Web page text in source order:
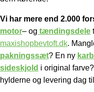
Vi har mere end 2.000
motor– og tændingsdele
maxishopbevtoft.dk.
pakningssæt? En ny
sideskjold i original
hylderne og levering dag